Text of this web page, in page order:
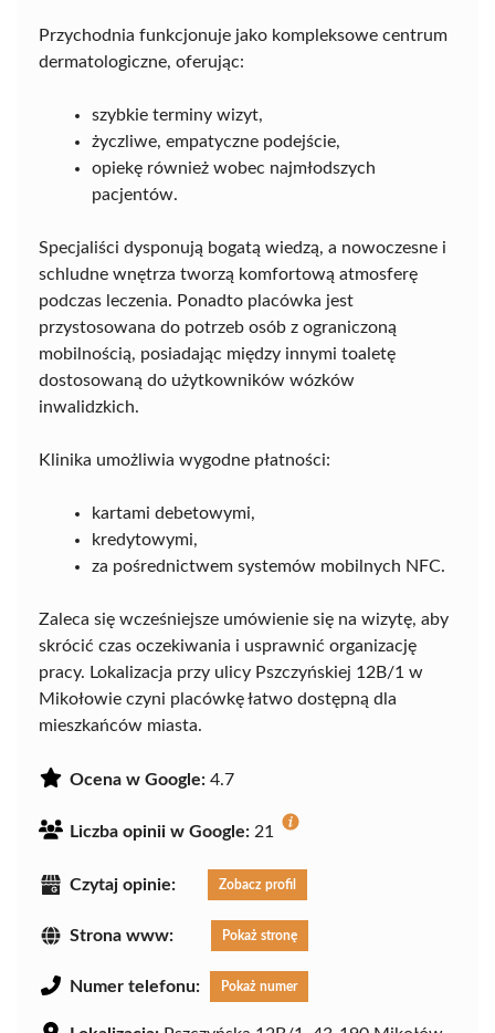
Przychodnia funkcjonuje jako kompleksowe centrum
dermatologiczne, oferując:
szybkie terminy wizyt,
życzliwe, empatyczne podejście,
opiekę również wobec najmłodszych
pacjentów.
Specjaliści dysponują bogatą wiedzą, a nowoczesne i
schludne wnętrza tworzą komfortową atmosferę
podczas leczenia. Ponadto placówka jest
przystosowana do potrzeb osób z ograniczoną
mobilnością, posiadając między innymi toaletę
dostosowaną do użytkowników wózków
inwalidzkich.
Klinika umożliwia wygodne płatności:
kartami debetowymi,
kredytowymi,
za pośrednictwem systemów mobilnych NFC.
Zaleca się wcześniejsze umówienie się na wizytę, aby
skrócić czas oczekiwania i usprawnić organizację
pracy. Lokalizacja przy ulicy Pszczyńskiej 12B/1 w
Mikołowie czyni placówkę łatwo dostępną dla
mieszkańców miasta.
Ocena w Google: 4.7
Liczba opinii w Google: 21
Czytaj opinie: Zobacz profil
Strona www: Pokaż stronę
Numer telefonu: Pokaż numer